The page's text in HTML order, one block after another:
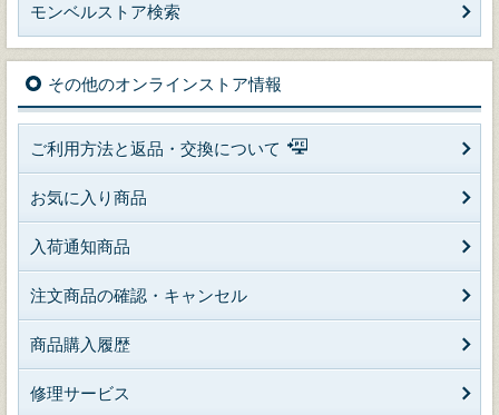
モンベルストア検索
その他のオンラインストア情報
ご利用方法と返品・交換について
お気に入り商品
入荷通知商品
注文商品の確認・キャンセル
商品購入履歴
修理サービス